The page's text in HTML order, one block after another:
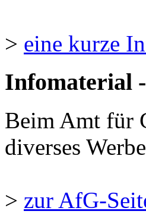
> eine kurze
Infomaterial
Beim Amt für
diverses
> zur AfG-